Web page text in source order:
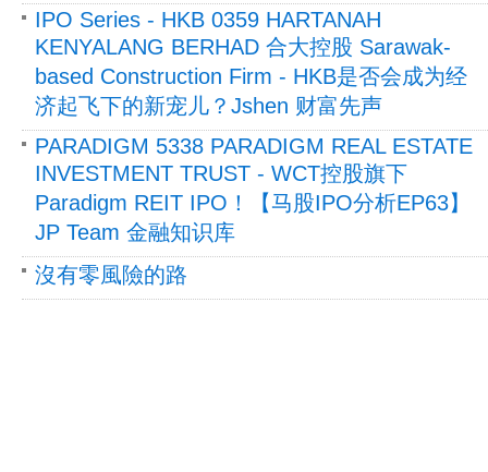
IPO Series - HKB 0359 HARTANAH
KENYALANG BERHAD 合大控股 Sarawak-
based Construction Firm - HKB是否会成为经
济起飞下的新宠儿？Jshen 财富先声
PARADIGM 5338 PARADIGM REAL ESTATE
INVESTMENT TRUST - WCT控股旗下
Paradigm REIT IPO！【马股IPO分析EP63】
JP Team 金融知识库
沒有零風險的路